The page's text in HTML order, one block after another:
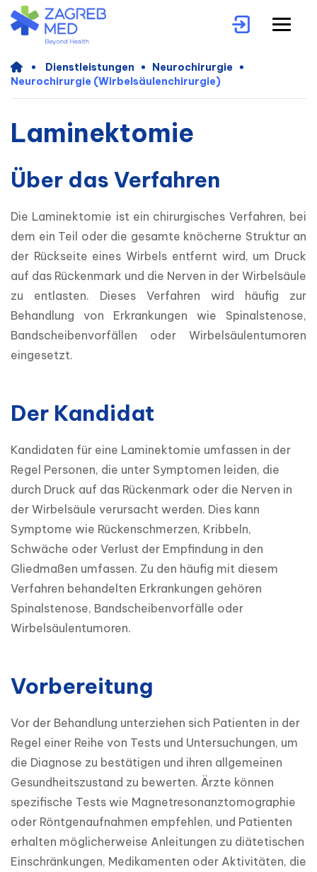
Dienstleistungen
Neurochirurgie
Neurochirurgie (Wirbelsäulenchirurgie)
Laminektomie
Über das Verfahren
Die Laminektomie ist ein chirurgisches Verfahren, bei
dem ein Teil oder die gesamte knöcherne Struktur an
der Rückseite eines Wirbels entfernt wird, um Druck
auf das Rückenmark und die Nerven in der Wirbelsäule
zu entlasten. Dieses Verfahren wird häufig zur
Behandlung von Erkrankungen wie Spinalstenose,
Bandscheibenvorfällen oder Wirbelsäulentumoren
eingesetzt.
Der Kandidat
Kandidaten für eine Laminektomie umfassen in der
Regel Personen, die unter Symptomen leiden, die
durch Druck auf das Rückenmark oder die Nerven in
der Wirbelsäule verursacht werden. Dies kann
Symptome wie Rückenschmerzen, Kribbeln,
Schwäche oder Verlust der Empfindung in den
Gliedmaßen umfassen. Zu den häufig mit diesem
Verfahren behandelten Erkrankungen gehören
Spinalstenose, Bandscheibenvorfälle oder
Wirbelsäulentumoren.
Vorbereitung
Vor der Behandlung unterziehen sich Patienten in der
Regel einer Reihe von Tests und Untersuchungen, um
die Diagnose zu bestätigen und ihren allgemeinen
Gesundheitszustand zu bewerten. Ärzte können
spezifische Tests wie Magnetresonanztomographie
oder Röntgenaufnahmen empfehlen, und Patienten
erhalten möglicherweise Anleitungen zu diätetischen
Einschränkungen, Medikamenten oder Aktivitäten, die